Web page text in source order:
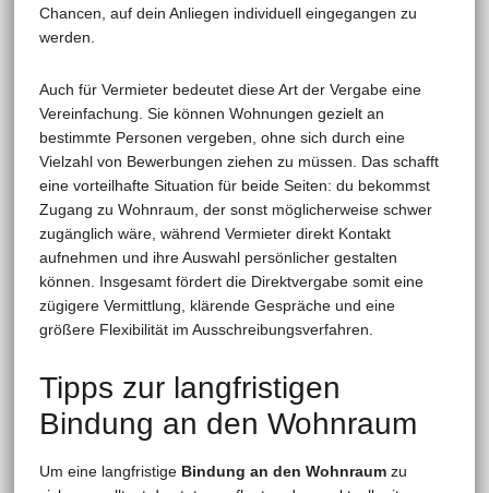
Chancen, auf dein Anliegen individuell eingegangen zu
werden.
Auch für Vermieter bedeutet diese Art der Vergabe eine
Vereinfachung. Sie können Wohnungen gezielt an
bestimmte Personen vergeben, ohne sich durch eine
Vielzahl von Bewerbungen ziehen zu müssen. Das schafft
eine vorteilhafte Situation für beide Seiten: du bekommst
Zugang zu Wohnraum, der sonst möglicherweise schwer
zugänglich wäre, während Vermieter direkt Kontakt
aufnehmen und ihre Auswahl persönlicher gestalten
können. Insgesamt fördert die Direktvergabe somit eine
zügigere Vermittlung, klärende Gespräche und eine
größere Flexibilität im Ausschreibungsverfahren.
Tipps zur langfristigen
Bindung an den Wohnraum
Um eine langfristige Bindung an den Wohnraumzu